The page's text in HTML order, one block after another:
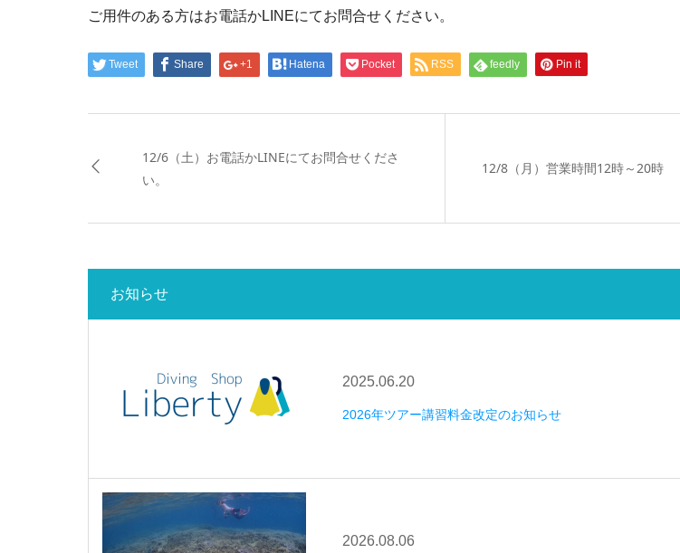
ご用件のある方はお電話かLINEにてお問合せください。
Tweet Share +1 Hatena Pocket RSS feedly Pin it
12/6（土）お電話かLINEにてお問合せくださ
い。
12/8（月）営業時間12時～20時
お知らせ
2025.06.20
2026年ツアー講習料金改定のお知らせ
2026.08.06